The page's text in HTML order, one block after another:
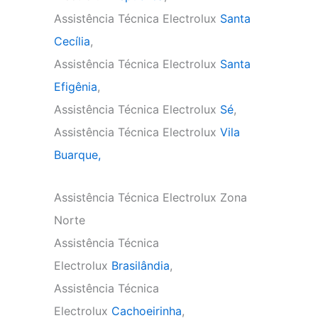
Assistência Técnica Electrolux Santa
Cecília,
Assistência Técnica Electrolux Santa
Efigênia,
Assistência Técnica Electrolux Sé,
Assistência Técnica Electrolux Vila
Buarque,
Assistência Técnica Electrolux Zona
Norte
Assistência Técnica
Electrolux Brasilândia,
Assistência Técnica
Electrolux Cachoeirinha,